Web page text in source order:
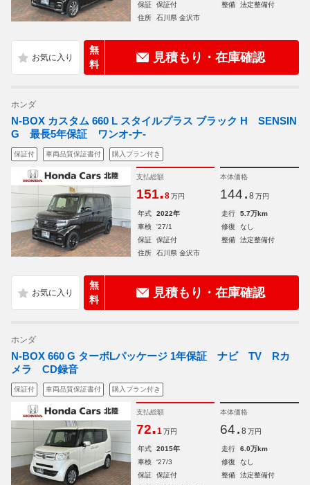
保証
保証付 整備
法定整備付
住所
石川県 金沢市
無
料
見積もり・在庫確認
ホンダ
N-BOX カスタム 660 L スタイルプラス ブラック H SENSIN
G 最長5年保証 ワンオ-ナ-
保証付 車両品質保証書付 購入プラン付き
支払総額
151.8 万円
本体価格
144. 8 万円
年式 2022年 走行
5.7万km
車検
'27/1 修復
なし
保証
保証付 整備
法定整備付
住所
石川県 金沢市
無
料
見積もり・在庫確認
ホンダ
N-BOX 660 G ターボLパッケージ 1年保証 ナビ TV Rカ
メラ CD録音
保証付 車両品質保証書付 購入プラン付き
支払総額
72.1 万円
本体価格
64. 8 万円
年式 2015年 走行
6.0万km
車検
'27/3 修復
なし
保証
保証付 整備
法定整備付